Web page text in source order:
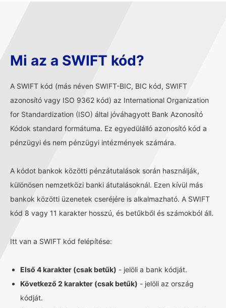
Mi az a SWIFT kód?
A SWIFT kód (más néven SWIFT-BIC, BIC kód, SWIFT
azonosító vagy ISO 9362 kód) az International Organization
for Standardization (ISO) által jóváhagyott Bank Azonosító
Kódok standard formátuma. Ez egyedülálló azonosító kód a
pénzügyi és nem pénzügyi intézmények számára.
A kódot bankok közötti pénzátutalások során használják,
különösen nemzetközi banki átutalásoknál. Ezen kívül más
bankok közötti üzenetek cseréjére is alkalmazható. A SWIFT
kód 8 vagy 11 karakter hosszú, és betűkből és számokból áll.
Itt van a SWIFT kód felépítése:
Első 4 karakter (csak betűk) - jelöli a bank kódját.
Következő 2 karakter (csak betűk) - jelöli az ország
kódját.